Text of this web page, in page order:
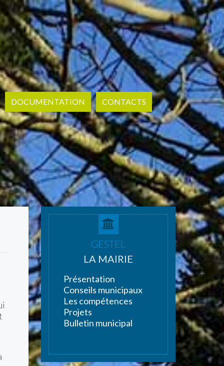
DOCUMENTATION CONTACTS
GESTEL
LA MAIRIE
Présentation
Conseils municipaux
Les compétences
Projets
Bulletin municipal